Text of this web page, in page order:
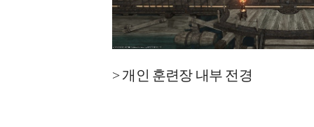
> 개인 훈련장 내부 전경